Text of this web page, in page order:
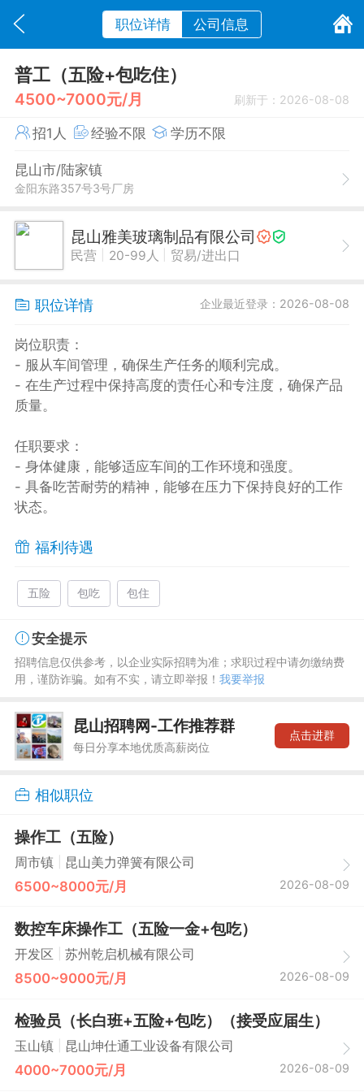
职位详情 公司信息
普工（五险+包吃住）
4500~7000元/月 刷新于：2026-08-08
招1人 经验不限 学历不限
昆山市/陆家镇
金阳东路357号3号厂房
昆山雅美玻璃制品有限公司
民营 20-99人 贸易/进出口
职位详情 企业最近登录：2026-08-08
岗位职责：
- 服从车间管理，确保生产任务的顺利完成。
- 在生产过程中保持高度的责任心和专注度，确保产品
质量。
任职要求：
- 身体健康，能够适应车间的工作环境和强度。
- 具备吃苦耐劳的精神，能够在压力下保持良好的工作
状态。
福利待遇
五险 包吃 包住
安全提示
招聘信息仅供参考，以企业实际招聘为准；求职过程中请勿缴纳费
用，谨防诈骗。如有不实，请立即举报！ 我要举报
昆山招聘网-工作推荐群
每日分享本地优质高薪岗位
点击进群
相似职位
操作工（五险）
周市镇 昆山美力弹簧有限公司
6500~8000元/月 2026-08-09
数控车床操作工（五险一金+包吃）
开发区 苏州乾启机械有限公司
8500~9000元/月 2026-08-09
检验员（长白班+五险+包吃）（接受应届生）
玉山镇 昆山坤仕通工业设备有限公司
4000~7000元/月 2026-08-09